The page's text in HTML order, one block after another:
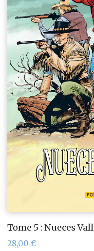
Tome 5 : Nueces
28,00 €